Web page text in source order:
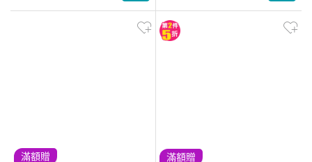
滿額贈 滿額贈